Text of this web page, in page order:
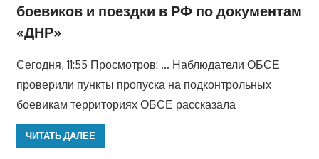
боевиков и поездки в РФ по документам
«ДНР»
Сегодня, 11:55 Просмотров: … Наблюдатели ОБСЕ
проверили пункты пропуска на подконтрольных
боевикам территориях ОБСЕ рассказала
ЧИТАТЬ ДАЛЕЕ